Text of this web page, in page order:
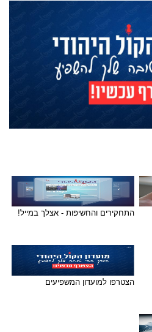
התחקירים והחשיפות - אצלך במייל!
הצטרפו למועדון המשפיעים